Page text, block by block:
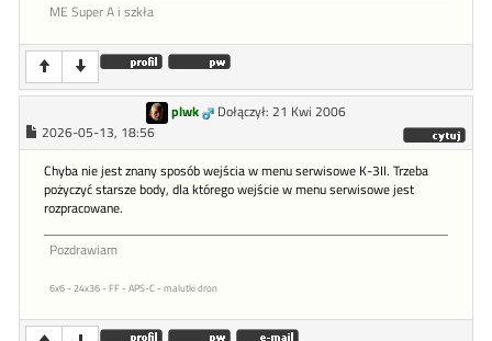
ME Super A i szkła
plwk
Dołączył: 21 Kwi 2006
2026-05-13, 18:56
Chyba nie jest znany sposób wejścia w menu serwisowe K-3II. Trzeba
pożyczyć starsze body, dla którego wejście w menu serwisowe jest
rozpracowane.
Pozdrawiam
6x6 - 24x36 - FF - APS-C - malutki dron